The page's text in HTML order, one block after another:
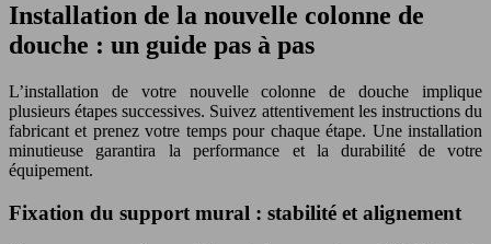
Installation de la nouvelle colonne de
douche : un guide pas à pas
L’installation de votre nouvelle colonne de douche implique
plusieurs étapes successives. Suivez attentivement les instructions du
fabricant et prenez votre temps pour chaque étape. Une installation
minutieuse garantira la performance et la durabilité de votre
équipement.
Fixation du support mural : stabilité et alignement